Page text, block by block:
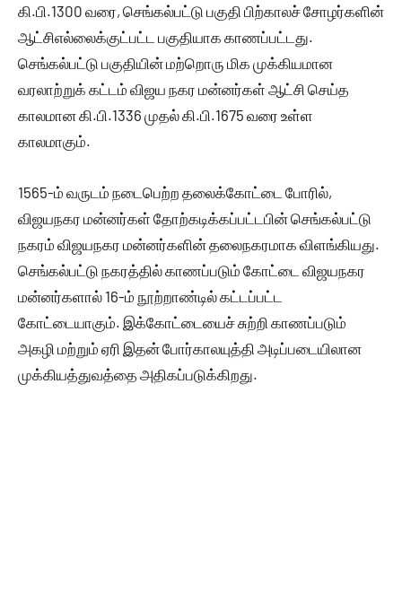
கி.பி.1300 வரை, செங்கல்பட்டு பகுதி பிற்காலச் சோழர்களின்
ஆட்சிஎல்லைக்குட்பட்ட பகுதியாக காணப்பட்டது.
செங்கல்பட்டு பகுதியின் மற்றொரு மிக முக்கியமான
வரலாற்றுக் கட்டம் விஜய நகர மன்னர்கள் ஆட்சி செய்த
காலமான கி.பி.1336 முதல் கி.பி.1675 வரை உள்ள
காலமாகும்.
1565-ம் வருடம் நடைபெற்ற தலைக்கோட்டை போரில்,
விஜயநகர மன்னர்கள் தோற்கடிக்கப்பட்டபின் செங்கல்பட்டு
நகரம் விஜயநகர மன்னர்களின் தலைநகரமாக விளங்கியது.
செங்கல்பட்டு நகரத்தில் காணப்படும் கோட்டை விஜயநகர
மன்னர்களால் 16-ம் நூற்றாண்டில் கட்டப்பட்ட
கோட்டையாகும். இக்கோட்டையைச் சுற்றி காணப்படும்
அகழி மற்றும் ஏரி இதன் போர்காலயுத்தி அடிப்படையிலான
முக்கியத்துவத்தை அதிகப்படுக்கிறது.